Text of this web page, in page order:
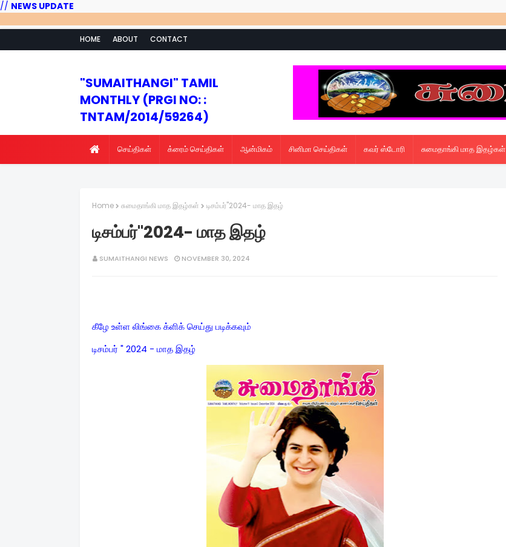
// NEWS UPDATE
HOME ABOUT CONTACT
"SUMAITHANGI" TAMIL
MONTHLY (PRGI NO: :
TNTAM/2014/59264)
செய்திகள் க்ரைம் செய்திகள் ஆன்மிகம் சினிமா செய்திகள் கவர் ஸ்டோரி சுமைதாங்கி மாத இதழ்கள்
Home சுமைதாங்கி மாத இதழ்கள் டிசம்பர்"2024- மாத இதழ்
டிசம்பர்"2024- மாத இதழ்
SUMAITHANGI NEWS NOVEMBER 30, 2024
கீழே உள்ள லிங்கை க்ளிக் செய்து படிக்கவும்
டிசம்பர் " 2024 - மாத இதழ்